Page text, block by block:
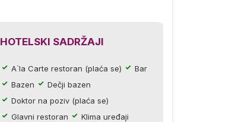
HOTELSKI SADRŽAJI
A`la Carte restoran (plaća se)
Bar
Bazen
Dečji bazen
Doktor na poziv (plaća se)
Glavni restoran
Klima uređaji